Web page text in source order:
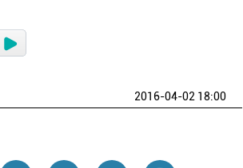
2016-04-02 18:00